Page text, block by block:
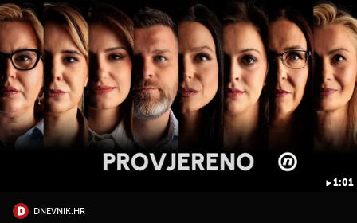
1:01
DNEVNIK.HR